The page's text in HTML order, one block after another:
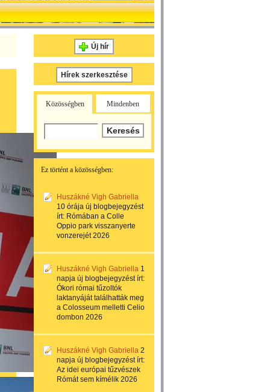
Új hír
Hírek szerkesztése
Közösségben Mindenben
Ez történt a közösségben:
Huszákné Vigh Gabriella
10 órája új blogbejegyzést
írt: Rómában a Colle
Oppio park visszanyerte
vonzerejét 2026
Huszákné Vigh Gabriella 1
napja új blogbejegyzést írt:
Ókori római tűzoltók
laktanyáját találhatták meg
a Colosseum melletti Celio
dombon 2026
Huszákné Vigh Gabriella 2
napja új blogbejegyzést írt:
Az idei európai tűzvészek
Rómát sem kímélik 2026